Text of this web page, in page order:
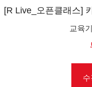
[R Live_오픈클래스]
교육